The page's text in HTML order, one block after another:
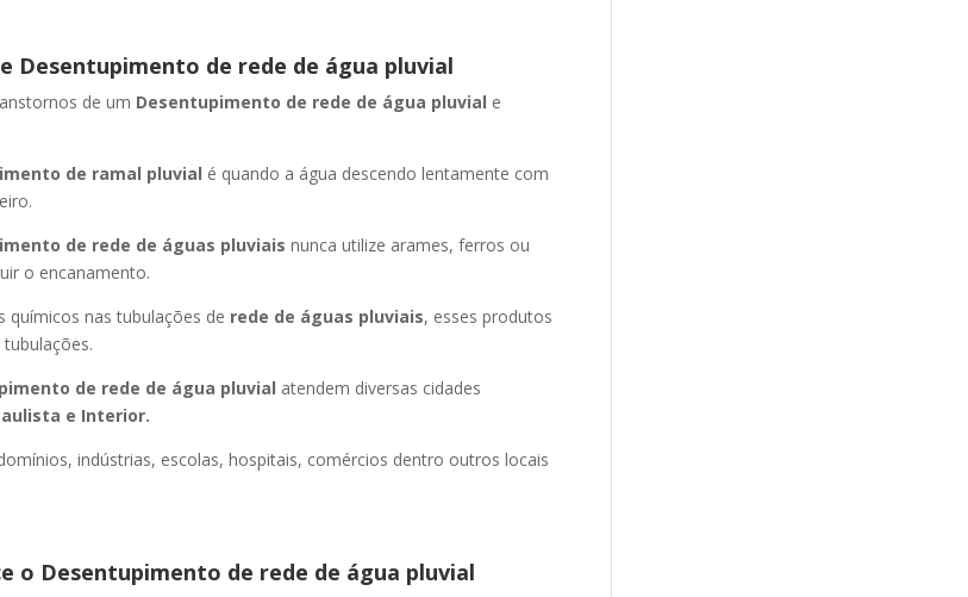
Desentupimento de rede de água pluvial
de um Desentupimento de rede de água pluvial e
de ramal pluvial é quando a água descendo lentamente com
de rede de águas pluviais nunca utilize arames, ferros ou
o encanamento.
químicos nas tubulações de rede de águas pluviais, esses produtos
de rede de água pluvial atendem diversas cidades
e Interior.
indústrias, escolas, hospitais, comércios dentro outros locais
o Desentupimento de rede de água pluvial